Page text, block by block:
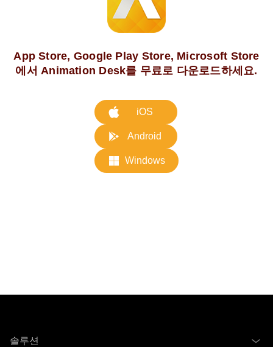
App Store, Google Play Store, Microsoft Store
에서 Animation Desk를 무료로 다운로드하세요.
iOS
Android
Windows
솔루션